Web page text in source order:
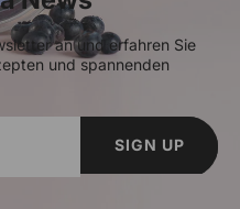
an und erfahren Sie
und spannenden
SIGN UP